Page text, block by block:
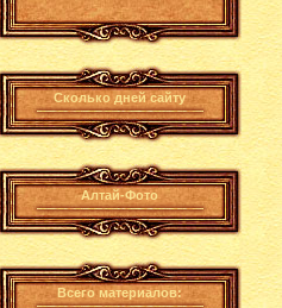
Сколько дней сайту
Алтай-Фото
Всего материалов: